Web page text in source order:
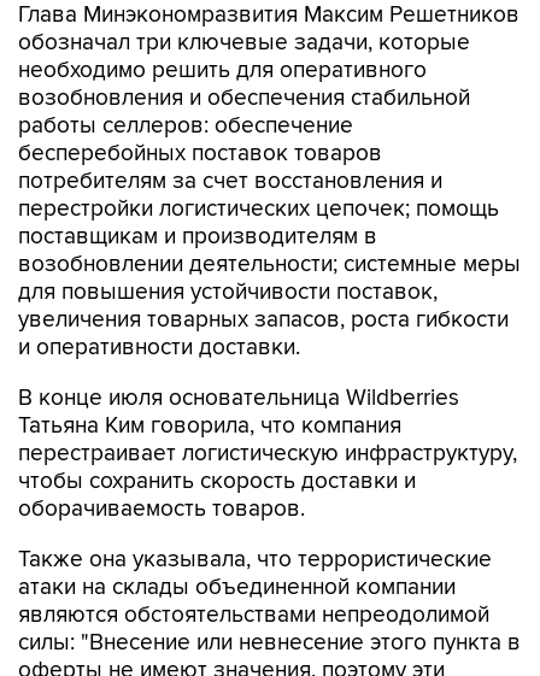
Глава Минэкономразвития Максим Решетников
обозначал три ключевые задачи, которые
необходимо решить для оперативного
возобновления и обеспечения стабильной
работы селлеров: обеспечение
бесперебойных поставок товаров
потребителям за счет восстановления и
перестройки логистических цепочек; помощь
поставщикам и производителям в
возобновлении деятельности; системные меры
для повышения устойчивости поставок,
увеличения товарных запасов, роста гибкости
и оперативности доставки.
В конце июля основательница Wildberries
Татьяна Ким говорила, что компания
перестраивает логистическую инфраструктуру,
чтобы сохранить скорость доставки и
оборачиваемость товаров.
Также она указывала, что террористические
атаки на склады объединенной компании
являются обстоятельствами непреодолимой
силы: "Внесение или невнесение этого пункта в